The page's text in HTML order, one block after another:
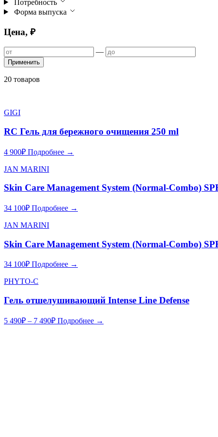
Потребность
Форма выпуска
Цена, ₽
—
Применить
20 товаров
GIGI
RC Гель для бережного очищения 250 ml
4 900₽ Подробнее →
JAN MARINI
Skin Care Management System (Normal-Combo)
34 100₽ Подробнее →
JAN MARINI
Skin Care Management System (Normal-Combo)
34 100₽ Подробнее →
PHYTO-C
Гель отшелушивающий Intense Line Defense
5 490₽ – 7 490₽ Подробнее →